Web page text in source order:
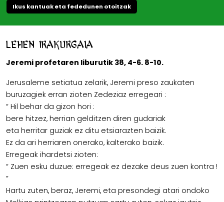
Ikus kantuak eta fededunen otoitzak
Lehen irakurgaia
Jeremi profetaren liburutik 38, 4-6. 8-10.
Jerusaleme setiatua zelarik, Jeremi preso zaukaten
buruzagiek erran zioten Zedeziaz erregeari :
“ Hil behar da gizon hori :
bere hitzez, herrian gelditzen diren gudariak
eta herritar guziak ez ditu etsiarazten baizik.
Ez da ari herriaren onerako, kalterako baizik.
Erregeak ihardetsi zioten:
“ Zuen esku duzue: erregeak ez dezake deus zuen kontra !
”
Hartu zuten, beraz, Jeremi, eta presondegi atari ondoko